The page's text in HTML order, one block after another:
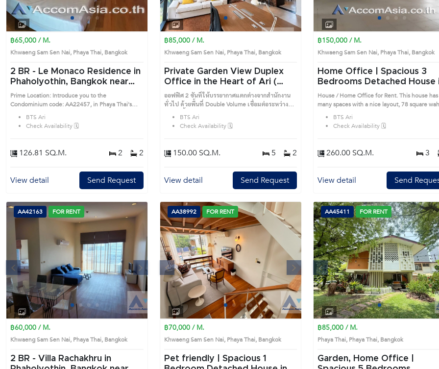
1 2 3
฿65,000 / M.
Khwaeng Sam Sen Nai, Phaya Thai, Bangkok
2 BR - Le Monaco Residence in
Phaholyothin, Bangkok near
BTS Ari Condo (AA22457)
Prime Location: Introduce you to the
Condominium code: AA22457, in Phaya Thai's
Bangkok highly desirable district. This prime
location surrounds
BTS Ari
Check Availability 🗓️
126.81 SQ.M. 2 2
View detail Send Request
1 2 3 4
฿85,000 / M.
Khwaeng Sam Sen Nai, Phaya Thai, Bangkok
Private Garden View Duplex
Office in the Heart of Ari (
AA46545 )
ออฟฟิศ 2 ชั้นที่ให้บรรยากาศแตกต่างจากสำนักงาน
ทั่วไป ด้วยพื้นที่ Double Volume เชื่อมต่อระหว่างชั้น
1 และ ชั้น 2 ทำให้ภายในโปร่ง โล่ง และดูมีมิติไฮไลต์
สำคัญคือกระจก Full Height ที่เปิดรับวิวสวนสีเขียว
และต้นไม้ใหญ่ ให้ความรู้สึกผ่อนคลาย บรรยากาศดี
เป็น Creative Office / Studio / Consulting / Design
Office- พื้นที่ ชั้น 1 ขนาด 95 ตรม.- พื้นที่ ชั้น 2 ขนาด
Area• Mini Bar• Pantry• Meeting Area• ห้องน้ำ
ส่วนตัว• Terrace พร้อมสวน• Bubble Volume เชื่อม
ส่วนตัว พร้อมอ่างอาบน้ำ• Terrace ส่วนตัว• มุมมอง
เชื่อมกับ Bubble Volume• กระจก Full Height รับวิว
สวนและต้นไม้ใหญ่รายละเอียดเพิ่มเติม : • ที่จอดรถ
1–2 คัน• ค่าน้ำเหมาจ่าย 400 บาท / เดือน• ค่าไฟคิด
ตามการใช้งานจริง• ไม่มีค่าส่วนกลางและค่าที่จอดรถ
เพิ่มเติม• ใกล้ BTS อารี เดินทางสะดวก Prime
Location: Introduce you to the House code:
AA46545, in Phaya Thai's Bangkok highly
desirable district. This prime location surrounds
BTS Ari
Check Availability 🗓️
150.00 SQ.M. 5 2
View detail Send Request
1 2 3
฿150,000 / M.
Khwaeng Sam Sen Nai, Phaya Thai,
Home Office | Spacious 3
Bedrooms Detached House in
Phaya Thai (95715)
House / Home Office for Rent. This house has
many spaces with a nice layout, 78 square
and more usable area 260 square meters.
style for the wall tone color. Prime Location:
Introduce you to the House code: 95715, in
location surrounds
BTS Ari
Check Availability 🗓️
260.00 SQ.M. 3
View detail Send
Next
1 2 3 4
AA42163 FOR RENT
฿60,000 / M.
Khwaeng Sam Sen Nai, Phaya Thai, Bangkok
2 BR - Villa Rachakhru in
Previous Next
1 2 3 4
AA38992 FOR RENT
฿70,000 / M.
Khwaeng Sam Sen Nai, Phaya Thai, Bangkok
Pet friendly | Spacious 1
Previous Next
1 2 3 4
AA45411 FOR RENT
฿85,000 / M.
Phaya Thai, Phaya Thai, Bangkok
Garden, Home Office |